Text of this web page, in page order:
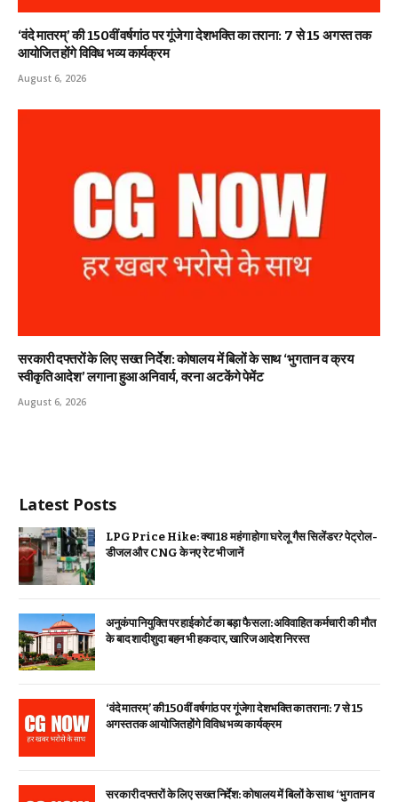
‘वंदे मातरम्’ की 150वीं वर्षगांठ पर गूंजेगा देशभक्ति का तराना: 7 से 15 अगस्त तक
आयोजित होंगे विविध भव्य कार्यक्रम
August 6, 2026
सरकारी दफ्तरों के लिए सख्त निर्देश: कोषालय में बिलों के साथ ‘भुगतान व क्रय
स्वीकृति आदेश’ लगाना हुआ अनिवार्य, वरना अटकेंगे पेमेंट
August 6, 2026
Latest Posts
LPG Price Hike: क्या ₹18 महंगा होगा घरेलू गैस सिलेंडर? पेट्रोल-
डीजल और CNG के नए रेट भी जानें
अनुकंपा नियुक्ति पर हाईकोर्ट का बड़ा फैसला: अविवाहित कर्मचारी की मौत
के बाद शादीशुदा बहन भी हकदार, खारिज आदेश निरस्त
‘वंदे मातरम्’ की 150वीं वर्षगांठ पर गूंजेगा देशभक्ति का तराना: 7 से 15
अगस्त तक आयोजित होंगे विविध भव्य कार्यक्रम
सरकारी दफ्तरों के लिए सख्त निर्देश: कोषालय में बिलों के साथ ‘भुगतान व